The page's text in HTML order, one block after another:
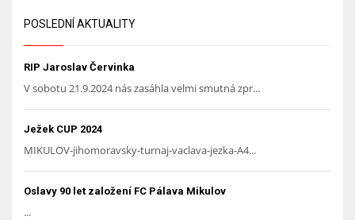
POSLEDNÍ AKTUALITY
RIP Jaroslav Červinka
V sobotu 21.9.2024 nás zasáhla velmi smutná zpr...
Ježek CUP 2024
MIKULOV-jihomoravsky-turnaj-vaclava-jezka-A4...
Oslavy 90 let založení FC Pálava Mikulov
...